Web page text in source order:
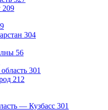
209
304
56
301
212
— Кузбасс 301